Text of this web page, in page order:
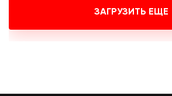
ЗАГРУЗИТЬ ЕЩЕ